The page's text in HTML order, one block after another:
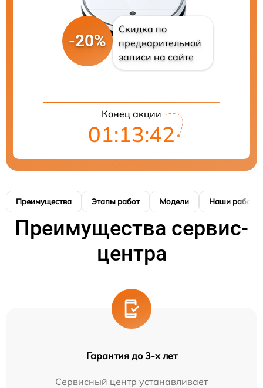
-20%
Скидка по
предварительной
записи на сайте
Конец акции
01:13:42
Преимущества Этапы работ Модели Наши работы
Преимущества сервис-
центра
Гарантия до 3-х лет
Сервисный центр устанавливает